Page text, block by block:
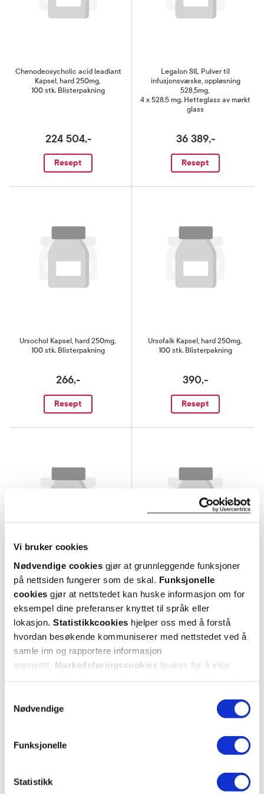
Vi bruker cookies
Nødvendige cookies gjør at grunnleggende funksjoner
på nettsiden fungerer som de skal. Funksjonelle
cookies gjør at nettstedet kan huske informasjon om for
eksempel dine preferanser knyttet til språk eller
lokasjon. Statistikkcookies hjelper oss med å forstå
hvordan besøkende kommuniserer med nettstedet ved å
samle inn og rapportere informasjon
anonymt. Markedsføringscookies brukes for å vise
Nødvendige
Funksjonelle
Statistikk
Chenodeoxycholic acid leadiant
Kapsel, hard 250mg,
100 stk. Blisterpakning
224 504,-
Resept
Legalon SIL Pulver til
infusjonsvæske, oppløsning
528,5mg,
4 x 528.5 mg. Hetteglass av mørkt
glass
36 389,-
Resept
Ursochol Kapsel, hard 250mg,
100 stk. Blisterpakning
266,-
Resept
Ursofalk Kapsel, hard 250mg,
100 stk. Blisterpakning
390,-
Resept
Ursofalk Mikstur, suspensjon
50mg/ml,250 ml. Flaske av glass
345,-
Ursofalk Tablett 500mg
100 stk. Blisterpakning
679,-